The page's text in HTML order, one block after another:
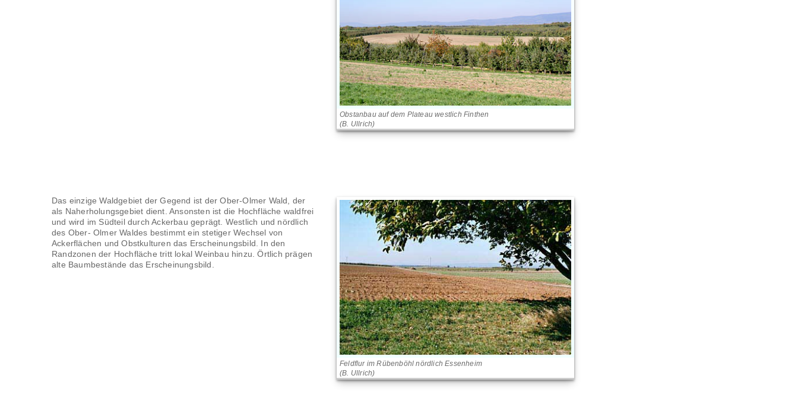
Obstanbau auf dem Plateau westlich Finthen
(B. Ullrich)
Feldflur im Rübenböhl nördlich Essenheim
(B. Ullrich)
Das einzige Waldgebiet der Gegend ist der Ober-Olmer Wald, der
als Naherholungsgebiet dient. Ansonsten ist die Hochfläche waldfrei
und wird im Südteil durch Ackerbau geprägt. Westlich und nördlich
des Ober- Olmer Waldes bestimmt ein stetiger Wechsel von
Ackerflächen und Obstkulturen das Erscheinungsbild. In den
Randzonen der Hochfläche tritt lokal Weinbau hinzu. Örtlich prägen
alte Baumbestände das Erscheinungsbild.